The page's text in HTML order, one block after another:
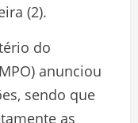
(2).
do
anunciou
sendo que
as